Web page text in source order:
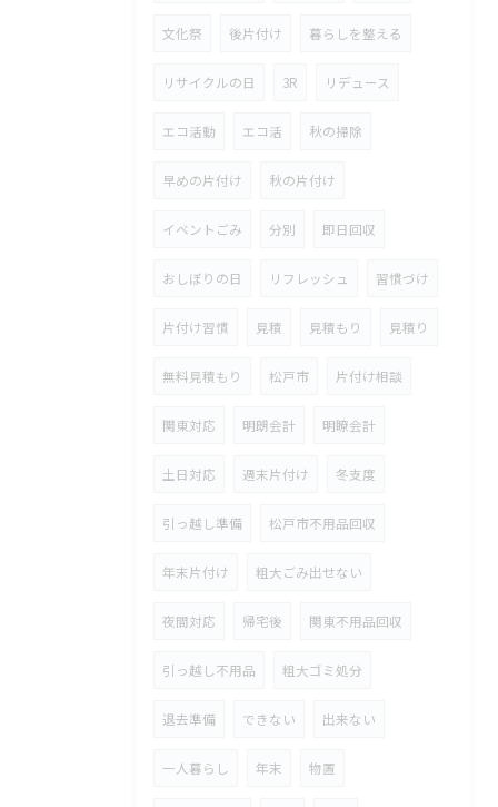
文化祭 後片付け 暮らしを整える
リサイクルの日 3R リデュース
エコ活動 エコ活 秋の掃除
早めの片付け 秋の片付け
イベントごみ 分別 即日回収
おしぼりの日 リフレッシュ 習慣づけ
片付け習慣 見積 見積もり 見積り
無料見積もり 松戸市 片付け相談
関東対応 明朗会計 明瞭会計
土日対応 週末片付け 冬支度
引っ越し準備 松戸市不用品回収
年末片付け 粗大ごみ出せない
夜間対応 帰宅後 関東不用品回収
引っ越し不用品 粗大ゴミ処分
退去準備 できない 出来ない
一人暮らし 年末 物置